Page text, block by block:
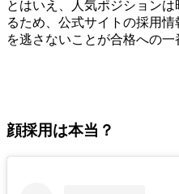
とはいえ、人気ポジション
るため、公式サイトの採用
を逃さないことが合格への一
顔採用は本当？